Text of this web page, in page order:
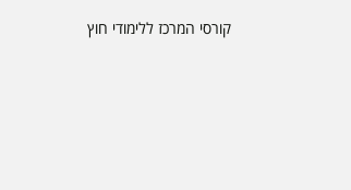
קורסי המרכז ללימודי חוץ